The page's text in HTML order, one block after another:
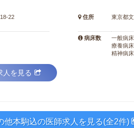
22
人を見る
住所 東京都
病床数
一般病
療養病
精神病
他本駒込の医師求人を見る(全2件)